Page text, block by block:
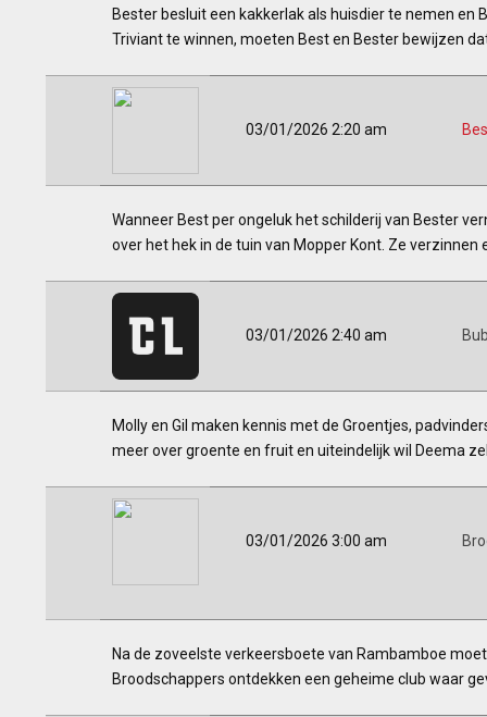
Bester besluit een kakkerlak als huisdier te nemen
Triviant te winnen, moeten Best en Bester bewijzen
03/01/2026 2:20 am
Wanneer Best per ongeluk het schilderij van Bester
over het hek in de tuin van Mopper Kont. Ze verzinnen
03/01/2026 2:40 am
Molly en Gil maken kennis met de Groentjes,
meer over groente en fruit en uiteindelijk wil Deema
03/01/2026 3:00 am
Na de zoveelste verkeersboete van Rambamboe
Broodschappers ontdekken een geheime club waar